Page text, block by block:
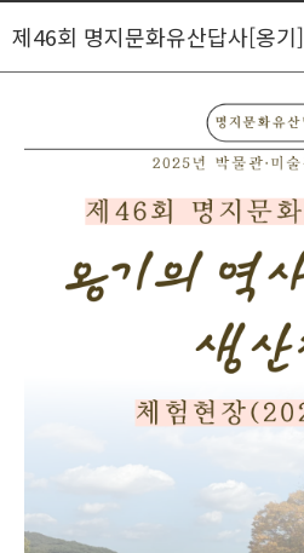
제46회 명지문화유산답사[옹기]